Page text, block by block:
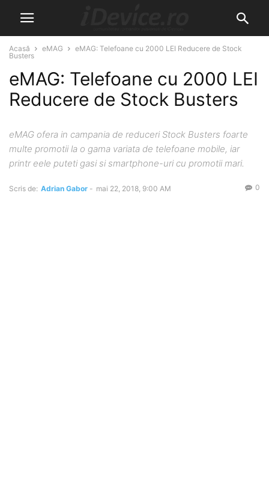
Acasă eMAG
eMAG: Telefoane cu 2000 LEI Reducere de Stock
Busters
eMAG: Telefoane cu 2000 LEI
Reducere de Stock Busters
eMAG ofera in campania de reduceri Stock Busters foarte
multe promotii la o gama variata de telefoane mobile, iar
printr eele puteti gasi si smartphone-uri cu promotii mari.
Scris de: Adrian Gabor - mai 22, 2018, 9:00 AM 0